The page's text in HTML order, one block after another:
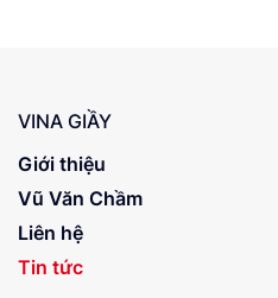
VINA GIẦY
Giới thiệu
Vũ Văn Chầm
Liên hệ
Tin tức